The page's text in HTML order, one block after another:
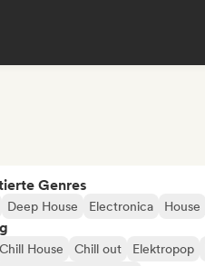
Genres
Deep House Electronica House
Chill House Chill out Elektropop